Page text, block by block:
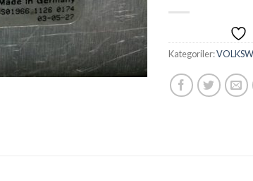
Kategoriler: